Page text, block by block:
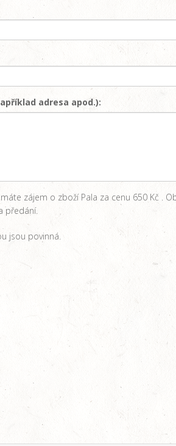
adresa apod.):
zájem o zboží Pala za cenu 650 Kč .
předání.
jsou povinná.